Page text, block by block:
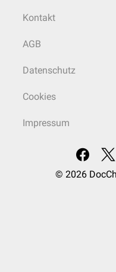
Kontakt
AGB
Datenschutz
Cookies
Impressum
© 2026